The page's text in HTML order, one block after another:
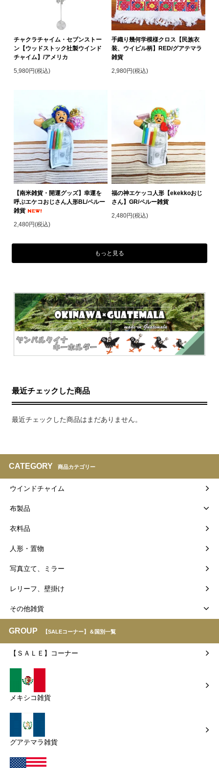
チャクラチャイム・セブンストー
ン【ウッドストック社製ウインド
チャイム】/アメリカ
5,980円(税込)
手織り幾何学模様クロス【民族衣
装、ウイピル柄】RED/グアテマラ
雑貨
2,980円(税込)
【南米雑貨・開運グッズ】幸運を
呼ぶエケコおじさん人形BL/ペルー
雑貨
2,480円(税込)
福の神エケッコ人形【ekekkoおじ
さん】GR/ペルー雑貨
2,480円(税込)
もっと見る
最近チェックした商品
最近チェックした商品はまだありません。
CATEGORY 商品カテゴリー
ウインドチャイム
布製品
衣料品
人形・置物
写真立て、ミラー
レリーフ、壁掛け
その他雑貨
GROUP 【SALEコーナー】＆国別一覧
【ＳＡＬＥ】コーナー
メキシコ雑貨
グアテマラ雑貨